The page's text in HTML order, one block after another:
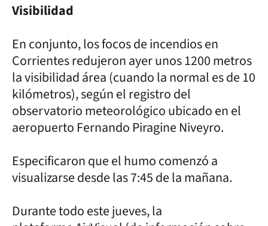
Visibilidad
En conjunto, los focos de incendios en
Corrientes redujeron ayer unos 1200 metros
la visibilidad área (cuando la normal es de 10
kilómetros), según el registro del
observatorio meteorológico ubicado en el
aeropuerto Fernando Piragine Niveyro.
Especificaron que el humo comenzó a
visualizarse desde las 7:45 de la mañana.
Durante todo este jueves, la